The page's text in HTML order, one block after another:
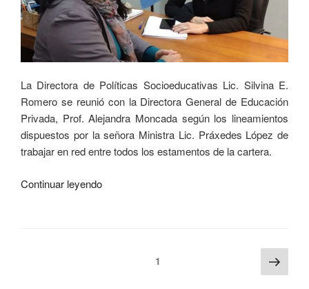
La Directora de Políticas Socioeducativas Lic. Silvina E.
Romero se reunió con la Directora General de Educación
Privada, Prof. Alejandra Moncada según los lineamientos
dispuestos por la señora Ministra Lic. Práxedes López de
trabajar en red entre todos los estamentos de la cartera.
Continuar leyendo
1